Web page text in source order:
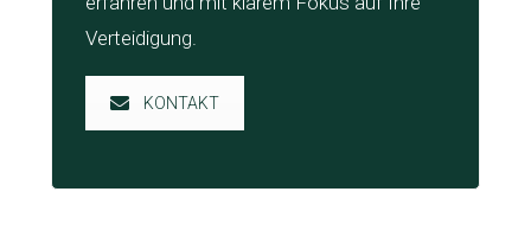
Verteidigung.
KONTAKT